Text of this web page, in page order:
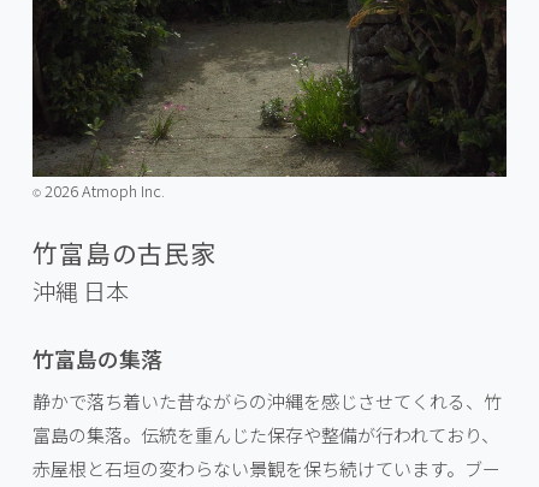
©️2026 Atmoph Inc.
竹富島の古民家
沖縄 日本
竹富島の集落
静かで落ち着いた昔ながらの沖縄を感じさせてくれる、竹
富島の集落。伝統を重んじた保存や整備が行われており、
赤屋根と石垣の変わらない景観を保ち続けています。ブー